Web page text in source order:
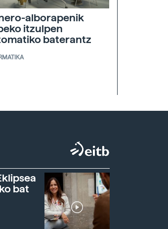
alborapenik
itzulpen
baterantz
bat